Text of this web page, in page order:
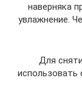
наверняка
увлажнение.
Для